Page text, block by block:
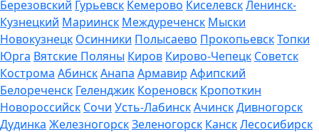
Березовский Гурьевск Кемерово КиселевскЛенинск-
Кузнецкий Мариинск Междуреченск Мыски
Новокузнецк Осинники Полысаево ПрокопьевскТопки
Юрга Вятские Поляны Киров Кирово-Чепецк Советск
Кострома АбинскАнапа Армавир Афипский
Белореченск Геленджик Кореновск Кропоткин
Новороссийск Сочи Усть-ЛабинскАчинскДивногорск
Дудинка ЖелезногорскЗеленогорск КанскЛесосибирск